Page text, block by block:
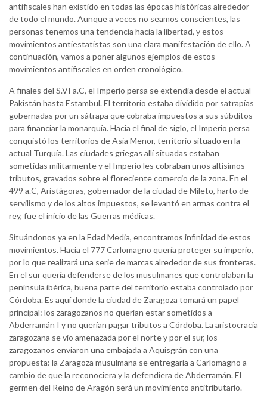
antifiscales han existido en todas las épocas históricas alrededor
de todo el mundo. Aunque a veces no seamos conscientes, las
personas tenemos una tendencia hacia la libertad, y estos
movimientos antiestatistas son una clara manifestación de ello. A
continuación, vamos a poner algunos ejemplos de estos
movimientos antifiscales en orden cronológico.
A finales del S.VI a.C, el Imperio persa se extendía desde el actual
Pakistán hasta Estambul. El territorio estaba dividido por satrapías
gobernadas por un sátrapa que cobraba impuestos a sus súbditos
para financiar la monarquía. Hacia el final de siglo, el Imperio persa
conquistó los territorios de Asia Menor, territorio situado en la
actual Turquía. Las ciudades griegas allí situadas estaban
sometidas militarmente y el Imperio les cobraban unos altísimos
tributos, gravados sobre el floreciente comercio de la zona. En el
499 a.C, Aristágoras, gobernador de la ciudad de Mileto, harto de
servilismo y de los altos impuestos, se levantó en armas contra el
rey, fue el inicio de las Guerras médicas.
Situándonos ya en la Edad Media, encontramos infinidad de estos
movimientos. Hacia el 777 Carlomagno quería proteger su imperio,
por lo que realizará una serie de marcas alrededor de sus fronteras.
En el sur quería defenderse de los musulmanes que controlaban la
península ibérica, buena parte del territorio estaba controlado por
Córdoba. Es aquí donde la ciudad de Zaragoza tomará un papel
principal: los zaragozanos no querían estar sometidos a
Abderramán I y no querían pagar tributos a Córdoba. La aristocracia
zaragozana se vio amenazada por el norte y por el sur, los
zaragozanos enviaron una embajada a Aquisgrán con una
propuesta: la Zaragoza musulmana se entregaría a Carlomagno a
cambio de que la reconociera y la defendiera de Abderramán. El
germen del Reino de Aragón será un movimiento antitributario.